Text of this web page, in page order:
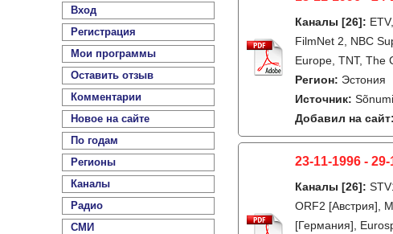
Вход
Регистрация
Мои программы
Оставить отзыв
Комментарии
Новое на сайте
По годам
Регионы
Каналы
Радио
СМИ
Каналы [26]:
FilmNet 2, NBC
Europe, TNT, The
Регион: Эстония
Источник:
Добавил на сайт:
23-11-1996 -
Каналы [26]:
ORF2 [Австрия],
[Германия],